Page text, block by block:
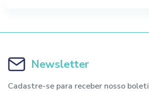
Newsletter
Cadastre-se para receber nosso